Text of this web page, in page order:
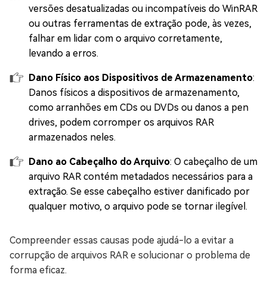
versões desatualizadas ou incompatíveis do WinRAR
ou outras ferramentas de extração pode, às vezes,
falhar em lidar com o arquivo corretamente,
levando a erros.
Dano Físico aos Dispositivos de Armazenamento:
Danos físicos a dispositivos de armazenamento,
como arranhões em CDs ou DVDs ou danos a pen
drives, podem corromper os arquivos RAR
armazenados neles.
Dano ao Cabeçalho do Arquivo: O cabeçalho de um
arquivo RAR contém metadados necessários para a
extração. Se esse cabeçalho estiver danificado por
qualquer motivo, o arquivo pode se tornar ilegível.
Compreender essas causas pode ajudá-lo a evitar a
corrupção de arquivos RAR e solucionar o problema de
forma eficaz.